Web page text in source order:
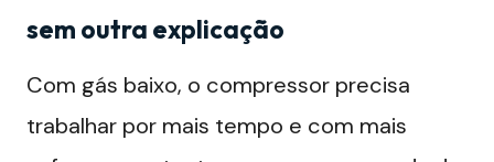
sem outra explicação
Com gás baixo, o compressor precisa
trabalhar por mais tempo e com mais